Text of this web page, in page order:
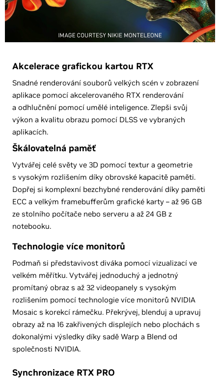
Akcelerace grafickou kartou RTX
Snadné renderování souborů velkých scén v zobrazení
aplikace pomocí akcelerovaného RTX renderování
a odhlučnění pomocí umělé inteligence. Zlepši svůj
výkon a kvalitu obrazu pomocí DLSS ve vybraných
aplikacích.
Škálovatelná paměť
Vytvářej celé světy ve 3D pomocí textur a geometrie
s vysokým rozlišením díky obrovské kapacitě paměti.
Dopřej si komplexní bezchybné renderování díky paměti
ECC a velkým framebufferům grafické karty – až 96 GB
ze stolního počítače nebo serveru a až 24 GB z
notebooku.
Technologie více monitorů
Podmaň si představivost diváka pomocí vizualizací ve
velkém měřítku. Vytvářej jednoduchý a jednotný
promítaný obraz s až 32 videopanely s vysokým
rozlišením pomocí technologie více monitorů NVIDIA
Mosaic s korekcí rámečku. Překrývej, blenduj a upravuj
obrazy až na 16 zakřivených displejích nebo plochách s
dokonalými výsledky díky sadě Warp a Blend od
společnosti NVIDIA.
Synchronizace RTX PRO